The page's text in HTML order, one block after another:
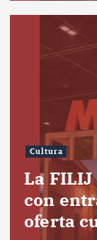
Cultura
La
con
oferta